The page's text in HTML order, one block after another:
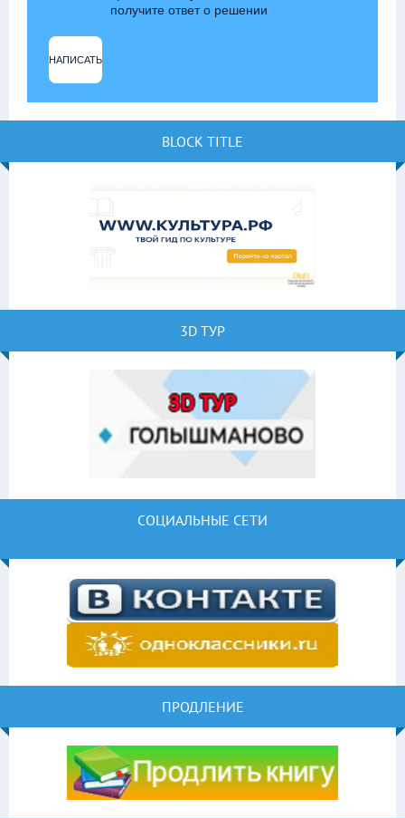
получите ответ о решении
НАПИСАТЬ
BLOCK TITLE
3D ТУР
СОЦИАЛЬНЫЕ СЕТИ
ПРОДЛЕНИЕ